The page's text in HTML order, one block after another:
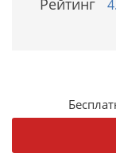
Рейтинг